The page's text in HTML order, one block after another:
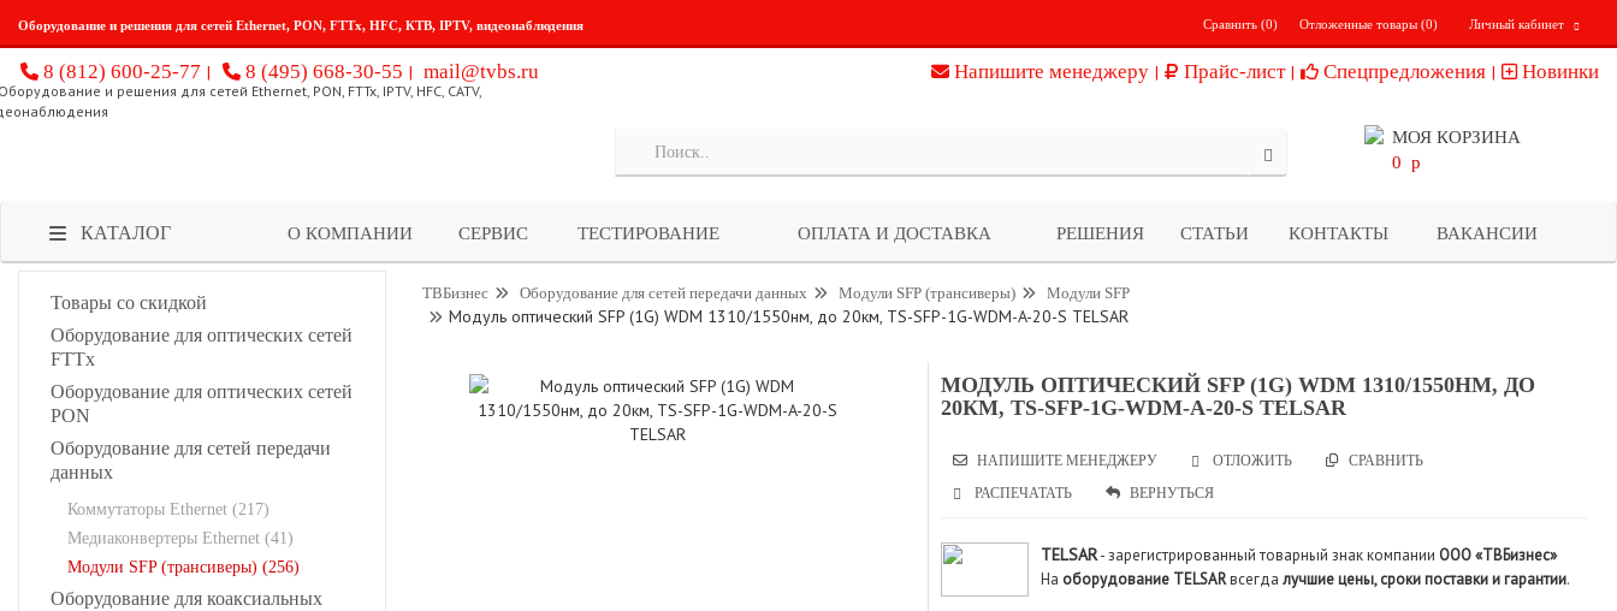
Оборудование и решения для сетей Ethernet, PON, FTTx, HFC, КТВ, IPTV, видеонаблюдения Личный кабинет
Отложенные товары (0)
Сравнить (0)
8 (812) 600-25-77 8 (495) 668-30-55 mail@tvbs.ru Напишите менеджеру Прайс-лист Спецпредложения Новинки
МОЯ КОРЗИНА
0 p
КАТАЛОГ О КОМПАНИИ СЕРВИС ТЕСТИРОВАНИЕ ОПЛАТА И ДОСТАВКА РЕШЕНИЯ СТАТЬИ КОНТАКТЫ ВАКАНСИИ
Товары со скидкой
Оборудование для оптических сетей
FTTx
Оборудование для оптических сетей
PON
Оборудование для сетей передачи
данных
Коммутаторы Ethernet (217)
Медиаконвертеры Ethernet (41)
Модули SFP (трансиверы) (256)
Оборудование для коаксиальных
ТВБизнес Оборудование для сетей передачи данных Модули SFP (трансиверы) Модули SFP
Модуль оптический SFP (1G) WDM 1310/1550нм, до 20км, TS-SFP-1G-WDM-A-20-S TELSAR
МОДУЛЬ ОПТИЧЕСКИЙ SFP (1G) WDM 1310/1550НМ, ДО
20КМ, TS-SFP-1G-WDM-A-20-S TELSAR
НАПИШИТЕ МЕНЕДЖЕРУ ОТЛОЖИТЬ
СРАВНИТЬ
РАСПЕЧАТАТЬ
ВЕРНУТЬСЯ
TELSAR- зарегистрированный товарный знак компании ООО «ТВБизнес»
На оборудование TELSARвсегда лучшие цены, сроки поставки и гарантии.